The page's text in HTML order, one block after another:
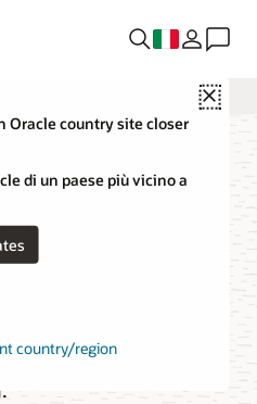
Close
Oracle country site closer
di un paese più vicino a
country/region
(OCI)
qualsiasi
rapido e